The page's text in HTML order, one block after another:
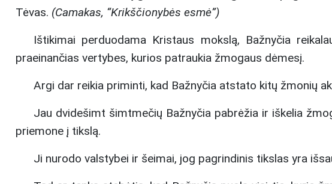
Tėvas. (Camakas, “Krikščionybės esmė”)
Ištikimai perduodama Kristaus mokslą, Bažnyčia
praeinančias vertybes, kurios patraukia žmogaus dėmesį.
Argi dar reikia priminti, kad Bažnyčia atstato kitų žmonių
Jau dvidešimt šimtmečių Bažnyčia pabrėžia ir iškelia
priemone į tikslą.
Ji nurodo valstybei ir šeimai, jog pagrindinis tikslas yra